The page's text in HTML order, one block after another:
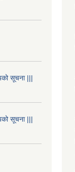
सूचना |||
सूचना |||